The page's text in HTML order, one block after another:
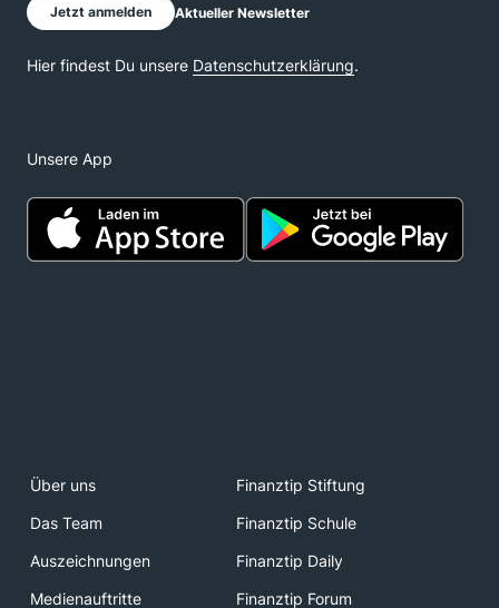
Unsere App
Über uns
Finanztip Stiftung
Das Team
Finanztip Schule
Auszeichnungen
Finanztip Daily
Medienauftritte
Finanztip Forum